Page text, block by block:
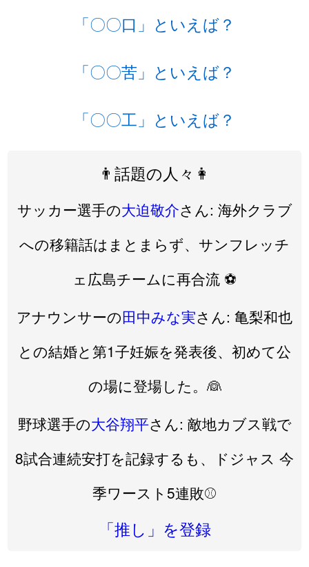
「〇〇口」といえば？
「〇〇苦」といえば？
「〇〇工」といえば？
👨話題の人々👩
サッカー選手の大迫敬介さん: 海外クラブ
への移籍話はまとまらず、サンフレッチ
ェ広島チームに再合流 ⚽️
アナウンサーの田中みな実さん: 亀梨和也
との結婚と第1子妊娠を発表後、初めて公
の場に登場した。👰
野球選手の大谷翔平さん: 敵地カブス戦で
8試合連続安打を記録するも、ドジャス 今
季ワースト5連敗⚾️
「推し」を登録